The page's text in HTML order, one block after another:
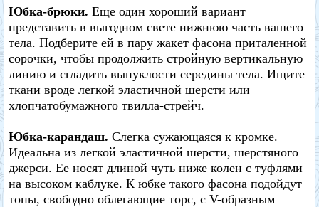
Юбка-брюки. Еще один хороший вариант
представить в выгодном свете нижнюю часть вашего
тела. Подберите ей в пару жакет фасона приталенной
сорочки, чтобы продолжить стройную вертикальную
линию и сгладить выпуклости середины тела. Ищите
ткани вроде легкой эластичной шерсти или
хлопчатобумажного твилла-стрейч.
Юбка-карандаш. Слегка сужающаяся к кромке.
Идеальна из легкой эластичной шерсти, шерстяного
джерси. Ее носят длиной чуть ниже колен с туфлями
на высоком каблуке. К юбке такого фасона подойдут
топы, свободно облегающие торс, с V-образным